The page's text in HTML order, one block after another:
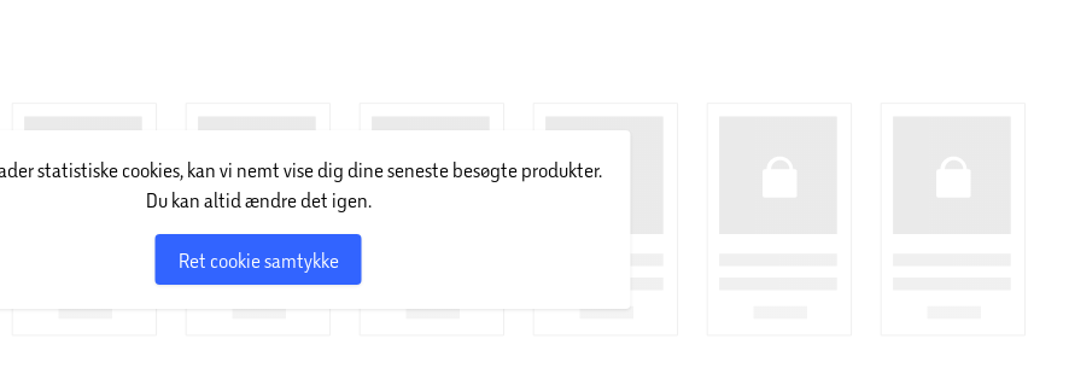
statistiske cookies, kan vi nemt vise dig dine seneste besøgte produkter.
Du kan altid ændre det igen.
Ret cookie samtykke